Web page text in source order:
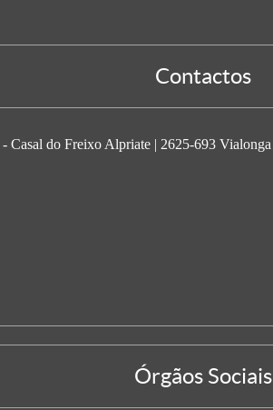
Contactos
Casal do Freixo Alpriate | 2625-693 Vialonga
Órgãos Sociais